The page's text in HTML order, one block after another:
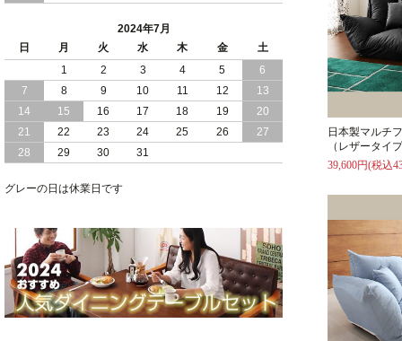
日本製マルチ
（レザータイ
39,600円(税込
畳 仕様 で 敷き布団 が使える 引き出し
収納 付き 大容量 チェスト ベッド 日本
製 ヘッドボードなし
2024/02/23
畳 の 床面 で 敷き布団 で 寝られる 引き
出し 収納庫 付 大容量 チェスト ベッド
日本製
し 収納庫 付き チェスト ベッド 日本製
2024年7月
日
月 火 水 木 金
土
1
2 3 4 5
6
7
8 9 10 11 12
13
14
15 16 17 18 19
20
21
22 23 24 25 26
27
28
29 30 31
グレーの日は休業日です